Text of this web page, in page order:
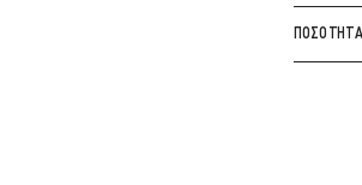
ΠΟΣΌΤΗΤΑ